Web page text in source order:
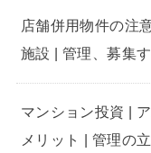
店舗併用物件の注
施設 | 管理、募集
マンション投資 |
メリット | 管理の